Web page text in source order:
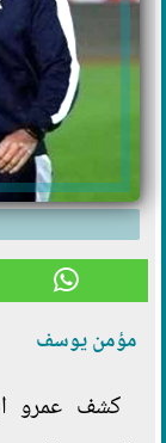
مؤمن يوسف
كشف عمرو